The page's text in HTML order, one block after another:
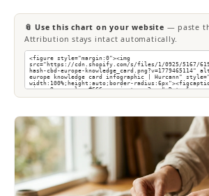
📎 Use this chart on your website — paste
Attribution stays intact automatically.